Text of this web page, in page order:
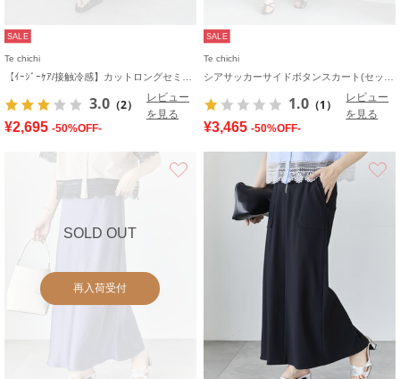
SALE
Te chichi
3.0 （2）
レビュー
を見る
¥2,695 -50%OFF-
SALE
Te chichi
1.0 （1）
レビュー
を見る
¥3,465 -50%OFF-
SOLD OUT
再入荷受付